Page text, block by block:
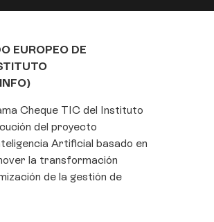
EUROPEO DE
Cheque TIC del Instituto
del proyecto
Artificial basado en
la transformación
de la gestión de